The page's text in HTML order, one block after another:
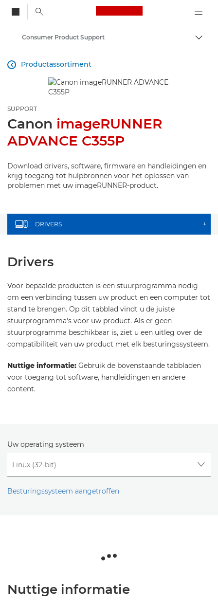
Canon Logo, back
Consumer Product Support
Productassortiment

SUPPORT
Canon imageRUNNER
ADVANCE C355P
Download drivers, software, firmware en handleidingen en
krijg toegang tot hulpbronnen voor het oplossen van
problemen met uw imageRUNNER-product.
DRIVERS +
Drivers
Voor bepaalde producten is een stuurprogramma nodig
om een verbinding tussen uw product en een computer tot
stand te brengen. Op dit tabblad vindt u de juiste
stuurprogramma's voor uw product. Als er geen
stuurprogramma beschikbaar is, ziet u een uitleg over de
compatibiliteit van uw product met elk besturingssysteem.
Nuttige informatie: Gebruik de bovenstaande tabbladen
voor toegang tot software, handleidingen en andere
content.
Uw operating systeem
Besturingssysteem aangetroffen
Nuttige informatie